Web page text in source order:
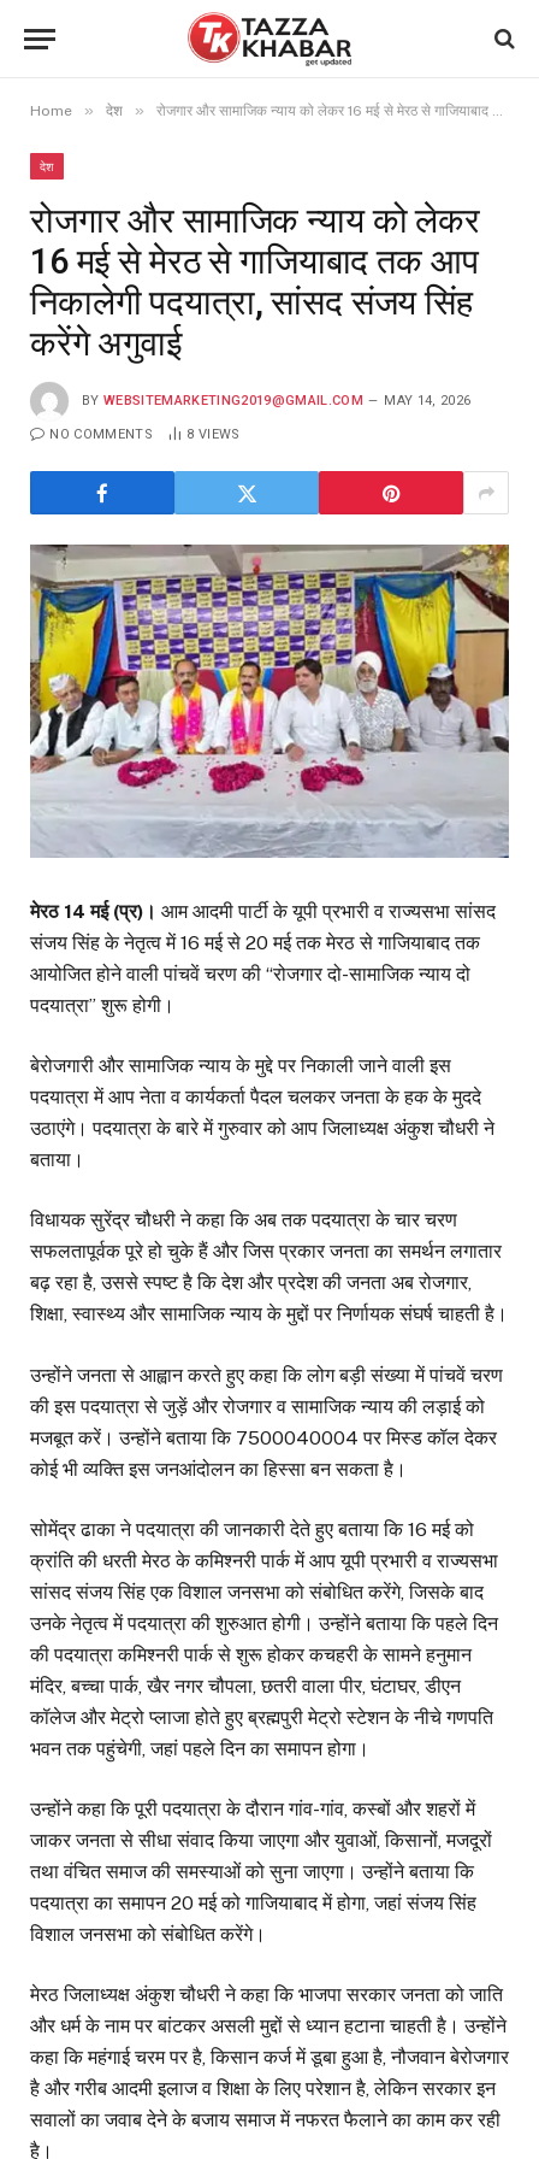
Home » देश » रोजगार और सामाजिक न्याय को लेकर 16 मई से मेरठ से गाजियाबाद तक आप निकालेगी पदयात्रा, सांसद संजय सिंह करेंगे अगुवाई
देश
रोजगार और सामाजिक न्याय को लेकर
16 मई से मेरठ से गाजियाबाद तक आप
निकालेगी पदयात्रा, सांसद संजय सिंह
करेंगे अगुवाई
BY WEBSITEMARKETING2019@GMAIL.COM MAY 14, 2026
NO COMMENTS 8 VIEWS
मेरठ 14 मई (प्र)। आम आदमी पार्टी के यूपी प्रभारी व राज्यसभा सांसद
संजय सिंह के नेतृत्व में 16 मई से 20 मई तक मेरठ से गाजियाबाद तक
आयोजित होने वाली पांचवें चरण की “रोजगार दो-सामाजिक न्याय दो
पदयात्रा” शुरू होगी।
बेरोजगारी और सामाजिक न्याय के मुद्दे पर निकाली जाने वाली इस
पदयात्रा में आप नेता व कार्यकर्ता पैदल चलकर जनता के हक के मुददे
उठाएंगे। पदयात्रा के बारे में गुरुवार को आप जिलाध्यक्ष अंकुश चौधरी ने
बताया।
विधायक सुरेंद्र चौधरी ने कहा कि अब तक पदयात्रा के चार चरण
सफलतापूर्वक पूरे हो चुके हैं और जिस प्रकार जनता का समर्थन लगातार
बढ़ रहा है, उससे स्पष्ट है कि देश और प्रदेश की जनता अब रोजगार,
शिक्षा, स्वास्थ्य और सामाजिक न्याय के मुद्दों पर निर्णायक संघर्ष चाहती है।
उन्होंने जनता से आह्वान करते हुए कहा कि लोग बड़ी संख्या में पांचवें चरण
की इस पदयात्रा से जुड़ें और रोजगार व सामाजिक न्याय की लड़ाई को
मजबूत करें। उन्होंने बताया कि 7500040004 पर मिस्ड कॉल देकर
कोई भी व्यक्ति इस जनआंदोलन का हिस्सा बन सकता है।
सोमेंद्र ढाका ने पदयात्रा की जानकारी देते हुए बताया कि 16 मई को
क्रांति की धरती मेरठ के कमिश्नरी पार्क में आप यूपी प्रभारी व राज्यसभा
सांसद संजय सिंह एक विशाल जनसभा को संबोधित करेंगे, जिसके बाद
उनके नेतृत्व में पदयात्रा की शुरुआत होगी। उन्होंने बताया कि पहले दिन
की पदयात्रा कमिश्नरी पार्क से शुरू होकर कचहरी के सामने हनुमान
मंदिर, बच्चा पार्क, खैर नगर चौपला, छतरी वाला पीर, घंटाघर, डीएन
कॉलेज और मेट्रो प्लाजा होते हुए ब्रह्मपुरी मेट्रो स्टेशन के नीचे गणपति
भवन तक पहुंचेगी, जहां पहले दिन का समापन होगा।
उन्होंने कहा कि पूरी पदयात्रा के दौरान गांव-गांव, कस्बों और शहरों में
जाकर जनता से सीधा संवाद किया जाएगा और युवाओं, किसानों, मजदूरों
तथा वंचित समाज की समस्याओं को सुना जाएगा। उन्होंने बताया कि
पदयात्रा का समापन 20 मई को गाजियाबाद में होगा, जहां संजय सिंह
विशाल जनसभा को संबोधित करेंगे।
मेरठ जिलाध्यक्ष अंकुश चौधरी ने कहा कि भाजपा सरकार जनता को जाति
और धर्म के नाम पर बांटकर असली मुद्दों से ध्यान हटाना चाहती है। उन्होंने
कहा कि महंगाई चरम पर है, किसान कर्ज में डूबा हुआ है, नौजवान बेरोजगार
है और गरीब आदमी इलाज व शिक्षा के लिए परेशान है, लेकिन सरकार इन
सवालों का जवाब देने के बजाय समाज में नफरत फैलाने का काम कर रही
है।